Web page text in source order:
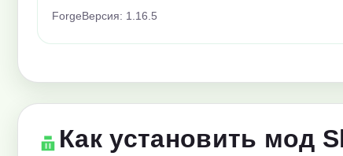
Forge Версия: 1.16.5
Как установить мод